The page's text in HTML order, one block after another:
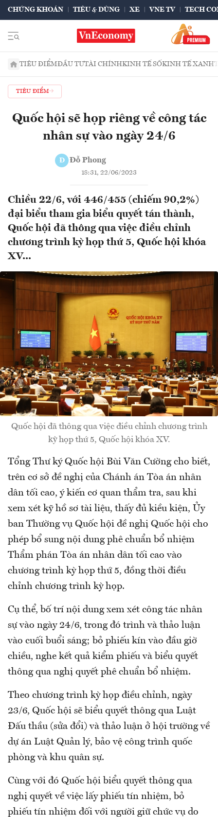
CHỨNG KHOÁN TIÊU & DÙNG XE VNE TV TECH
TIÊU ĐIỂMĐẦU TƯTÀI CHÍNHKINH TẾ SỐKINH TẾ XANH
TIÊU ĐIỂM
Quốc hội sẽ họp riêng về công tác
nhân sự vào ngày 24/6
Đ Đỗ Phong
18:31, 22/06/2023
Chiều 22/6, với 446/455 (chiếm 90,2%)
đại biểu tham gia biểu quyết tán thành,
Quốc hội đã thông qua việc điều chỉnh
chương trình kỳ họp thứ 5, Quốc hội khóa
XV...
Quốc hội đã thông qua việc điều chỉnh chương trình
kỳ họp thứ 5, Quốc hội khóa XV.
Tổng Thư ký Quốc hội Bùi Văn Cường cho biết,
trên cơ sở đề nghị của Chánh án Tòa án nhân
dân tối cao, ý kiến cơ quan thẩm tra, sau khi
xem xét kỹ hồ sơ tài liệu, thấy đủ kiều kiện, Ủy
ban Thường vụ Quốc hội đề nghị Quốc hội cho
phép bổ sung nội dung phê chuẩn bổ nhiệm
Thẩm phán Tòa án nhân dân tối cao vào
chương trình kỳ họp thứ 5, đồng thời điều
chỉnh chương trình kỳ họp.
Cụ thể, bố trí nội dung xem xét công tác nhân
sự vào ngày 24/6, trong đó trình và thảo luận
vào cuối buổi sáng; bỏ phiếu kín vào đầu giờ
chiều, nghe kết quả kiểm phiếu và biểu quyết
thông qua nghị quyết phê chuẩn bổ nhiệm.
Theo chương trình kỳ họp điều chỉnh, ngày
23/6, Quốc hội sẽ biểu quyết thông qua Luật
Đấu thầu (sửa đổi) và thảo luận ở hội trường về
dự án Luật Quản lý, bảo vệ công trình quốc
phòng và khu quân sự.
Cùng với đó Quốc hội biểu quyết thông qua
nghị quyết về việc lấy phiếu tín nhiệm, bỏ
phiếu tín nhiệm đối với người giữ chức vụ do